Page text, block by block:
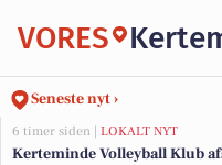
VORES
Seneste nyt ›
6 timer siden | LOKALT NYT
Kerteminde Volleyball Klub